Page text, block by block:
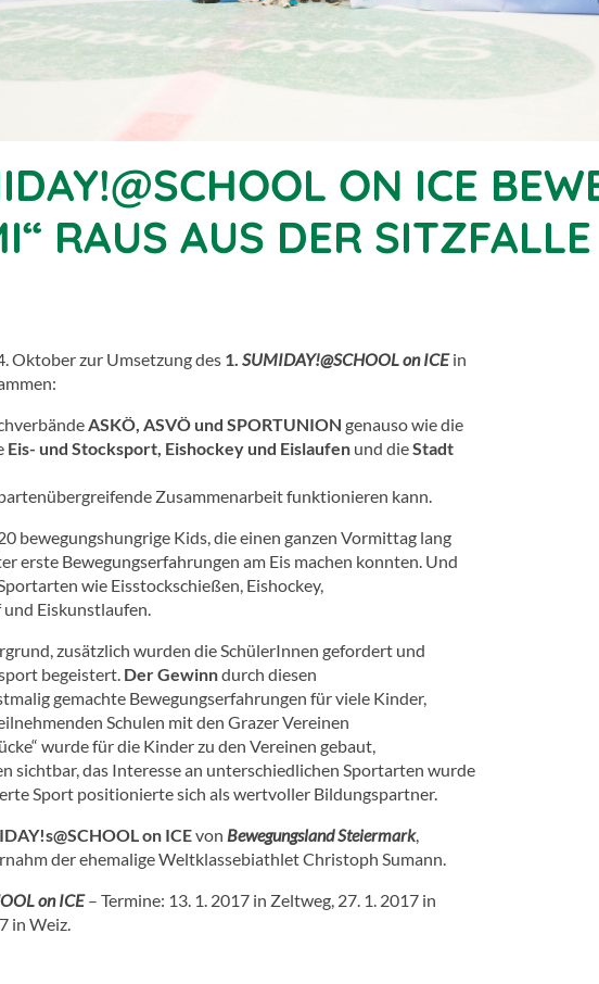
ON ICE
RAUS AUS DER SITZFALLE
Oktober zur Umsetzung des 1. SUMIDAY!@SCHOOL on ICEin
ASKÖ, ASVÖ und SPORTUNION genauso wie die
Eis- und Stocksport, Eishockey und Eislaufen und dieStadt
Zusammenarbeit funktionieren kann.
bewegungshungrige Kids, die einen ganzen Vormittag lang
erste Bewegungserfahrungen am Eis machen konnten. Und
wie Eisstockschießen, Eishockey,
Eiskunstlaufen.
zusätzlich wurden die SchülerInnen gefordert und
begeistert. Der Gewinndurch diesen
gemachte Bewegungserfahrungen für viele Kinder,
Schulen mit den Grazer Vereinen
wurde für die Kinder zu den Vereinen gebaut,
sichtbar, das Interesse an unterschiedlichen Sportarten wurde
Sport positionierte sich als wertvoller Bildungspartner.
on ICEvon Bewegungsland Steiermark,
der ehemalige Weltklassebiathlet Christoph Sumann.
on ICE– Termine: 13. 1. 2017 in Zeltweg, 27. 1. 2017 in
in Weiz.